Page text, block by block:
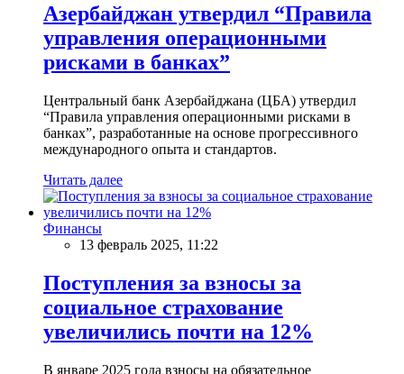
Азербайджан утвердил “Правила
управления операционными
рисками в банках”
Центральный банк Азербайджана (ЦБА) утвердил
“Правила управления операционными рисками в
банках”, разработанные на основе прогрессивного
международного опыта и стандартов.
Читать далее
Финансы
13 февраль 2025, 11:22
Поступления за взносы за
социальное страхование
увеличились почти на 12%
В январе 2025 года взносы на обязательное